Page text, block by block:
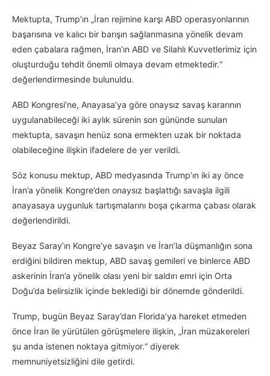
Mektupta, Trump’ın „İran rejimine karşı ABD operasyonlarının
başarısına ve kalıcı bir barışın sağlanmasına yönelik devam
eden çabalara rağmen, İran’ın ABD ve Silahlı Kuvvetlerimiz için
oluşturduğu tehdit önemli olmaya devam etmektedir.“
değerlendirmesinde bulunuldu.
ABD Kongresi’ne, Anayasa’ya göre onaysız savaş kararının
uygulanabileceği iki aylık sürenin son gününde sunulan
mektupta, savaşın henüz sona ermekten uzak bir noktada
olabileceğine ilişkin ifadelere de yer verildi.
Söz konusu mektup, ABD medyasında Trump’ın iki ay önce
İran’a yönelik Kongre’den onaysız başlattığı savaşla ilgili
anayasaya uygunluk tartışmalarını boşa çıkarma çabası olarak
değerlendirildi.
Beyaz Saray’ın Kongre’ye savaşın ve İran’la düşmanlığın sona
erdiğini bildiren mektup, ABD savaş gemileri ve binlerce ABD
askerinin İran’a yönelik olası yeni bir saldırı emri için Orta
Doğu’da belirsizlik içinde beklediği bir dönemde gönderildi.
Trump, bugün Beyaz Saray’dan Florida’ya hareket etmeden
önce İran ile yürütülen görüşmelere ilişkin, „İran müzakereleri
şu anda istenen noktaya gitmiyor.“ diyerek
memnuniyetsizliğini dile getirdi.